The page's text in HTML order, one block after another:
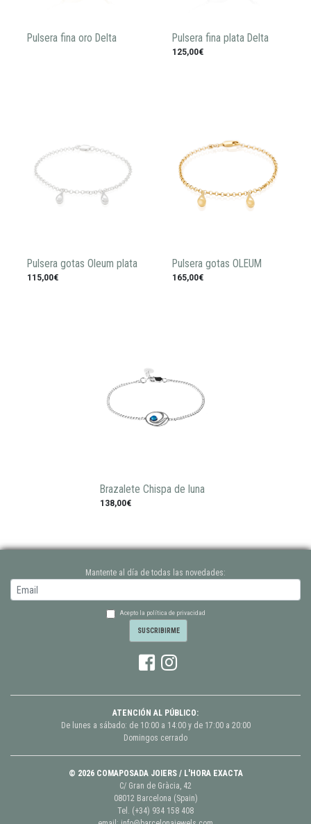
Pulsera fina oro Delta Pulsera fina plata Delta
125,00€
Pulsera gotas Oleum plata
115,00€
Pulsera gotas OLEUM
165,00€
Brazalete Chispa de luna
138,00€
Mantente al día de todas las novedades:
Acepto la política de privacidad
ATENCIÓN AL PÚBLICO:
De lunes a sábado: de 10:00 a 14:00 y de 17:00 a 20:00
Domingos cerrado
© 2026 COMAPOSADA JOIERS / L'HORA EXACTA
C/ Gran de Gràcia, 42
08012 Barcelona (Spain)
Tel. (+34) 934 158 408